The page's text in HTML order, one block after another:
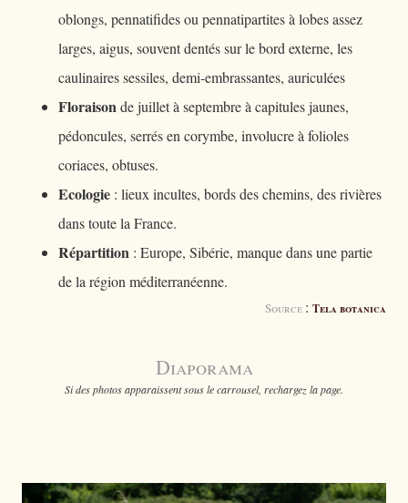
oblongs, pennatifides ou pennatipartites à lobes assez
larges, aigus, souvent dentés sur le bord externe, les
caulinaires sessiles, demi-embrassantes, auriculées
Floraisonde juillet à septembre à capitules jaunes,
pédoncules, serrés en corymbe, involucre à folioles
coriaces, obtuses.
Ecologie : lieux incultes, bords des chemins, des rivières
dans toute la France.
Répartition : Europe, Sibérie, manque dans une partie
de la région méditerranéenne.
Source : Tela botanica
Diaporama
Si des photos apparaissent sous le carrousel, rechargez la page.